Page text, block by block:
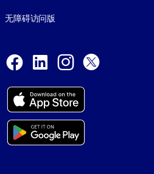
无障碍访问版
Facebook
LinkedInInstagram